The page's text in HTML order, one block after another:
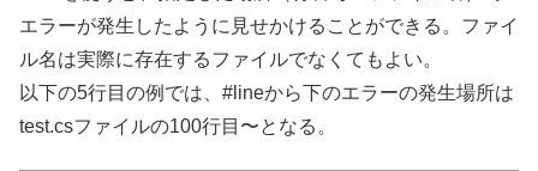
エラーが発生したように見せかけることができる。ファイ
ル名は実際に存在するファイルでなくてもよい。
以下の5行目の例では、#lineから下のエラーの発生場所は
test.csファイルの100行目〜となる。